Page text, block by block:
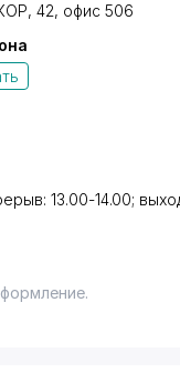
, 42, офис 506
13.00-14.00;